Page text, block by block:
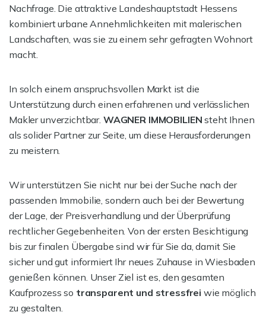
Nachfrage. Die attraktive Landeshauptstadt Hessens
kombiniert urbane Annehmlichkeiten mit malerischen
Landschaften, was sie zu einem sehr gefragten Wohnort
macht.
In solch einem anspruchsvollen Markt ist die
Unterstützung durch einen erfahrenen und verlässlichen
Makler unverzichtbar. WAGNER IMMOBILIEN steht Ihnen
als solider Partner zur Seite, um diese Herausforderungen
zu meistern.
Wir unterstützen Sie nicht nur bei der Suche nach der
passenden Immobilie, sondern auch bei der Bewertung
der Lage, der Preisverhandlung und der Überprüfung
rechtlicher Gegebenheiten. Von der ersten Besichtigung
bis zur finalen Übergabe sind wir für Sie da, damit Sie
sicher und gut informiert Ihr neues Zuhause in Wiesbaden
genießen können. Unser Ziel ist es, den gesamten
Kaufprozess so transparent und stressfrei wie möglich
zu gestalten.